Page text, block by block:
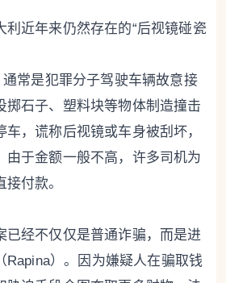
利近年来仍然存在的“后视镜碰瓷
通常是犯罪分子驾驶车辆故意接
掷石子、塑料块等物体制造撞击
，谎称后视镜或车身被刮坏，
由于金额一般不高，许多司机为
付款。
已经不仅仅是普通诈骗，而是进
Rapina）。因为嫌疑人在骗取钱